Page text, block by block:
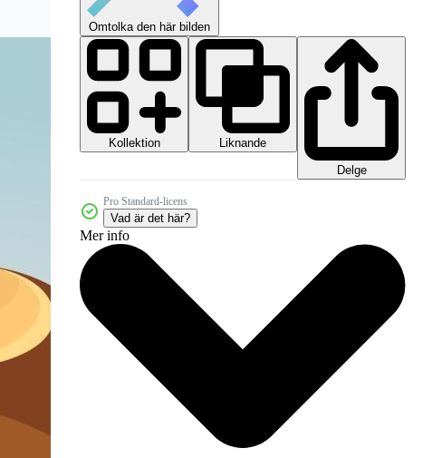
Omtolka den här bilden
Kollektion
Liknande
Delge
Pro Standard-licens
Vad är det här?
Mer info